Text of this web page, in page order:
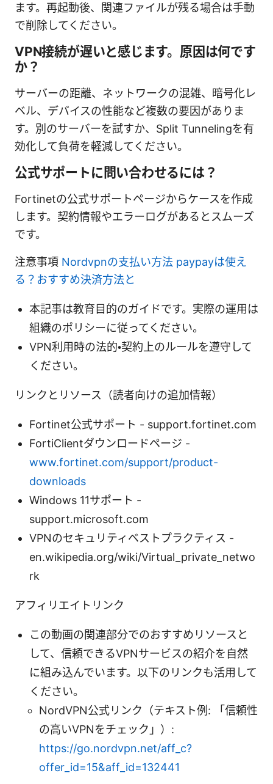
ます。再起動後、関連ファイルが残る場合は手動
で削除してください。
VPN接続が遅いと感じます。原因は何です
か？
サーバーの距離、ネットワークの混雑、暗号化レ
ベル、デバイスの性能など複数の要因がありま
す。別のサーバーを試すか、Split Tunnelingを有
効化して負荷を軽減してください。
公式サポートに問い合わせるには？
Fortinetの公式サポートページからケースを作成
します。契約情報やエラーログがあるとスムーズ
です。
注意事項 Nordvpnの支払い方法 paypayは使え
る？おすすめ決済方法と
本記事は教育目的のガイドです。実際の運用は
組織のポリシーに従ってください。
VPN利用時の法的・契約上のルールを遵守して
ください。
リンクとリソース（読者向けの追加情報）
Fortinet公式サポート - support.fortinet.com
FortiClientダウンロードページ -
www.fortinet.com/support/product-
downloads
Windows 11サポート -
support.microsoft.com
VPNのセキュリティベストプラクティス -
en.wikipedia.org/wiki/Virtual_private_netwo
rk
アフィリエイトリンク
この動画の関連部分でのおすすめリソースと
して、信頼できるVPNサービスの紹介を自然
に組み込んでいます。以下のリンクも活用して
ください。
NordVPN公式リンク（テキスト例: 「信頼性
の高いVPNをチェック」）:
https://go.nordvpn.net/aff_c?
offer_id=15&aff_id=132441